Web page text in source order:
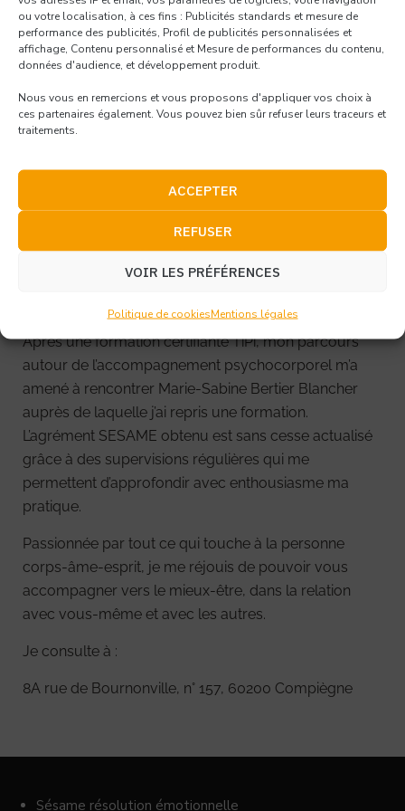
ou votre localisation, à ces fins : Publicités standards et mesure de
performance des publicités, Profil de publicités personnalisées et
affichage, Contenu personnalisé et Mesure de performances du contenu,
données d'audience, et développement produit.
Nous vous en remercions et vous proposons d'appliquer vos choix à
ces partenaires également. Vous pouvez bien sûr refuser leurs traceurs et
traitements.
ACCEPTER
REFUSER
VOIR LES PRÉFÉRENCES
Politique de cookiesMentions légales
06 84 23 34 46
cecile.lhotte@hotmail.fr
stressés, déprimés, bloqués, angoissés, paniqués,
dépossédés de vos moyens…, grâce à la méthode de
sensations physiques, deviennent vos meilleurs alliés
Enfants, jeunes, adultes, quelque soient vos difficultés
Et je vous initie à utiliser par et pour vous-même cette
Après une formation certifiante TiPi, mon parcours
autour de l’accompagnement psychocorporel m’a
amené à rencontrer Marie-Sabine Bertier Blancher
auprès de laquelle j’ai repris une formation.
L’agrément SESAME obtenu est sans cesse actualisé
grâce à des supervisions régulières qui me
permettent d’approfondir avec enthousiasme ma
pratique.
Passionnée par tout ce qui touche à la personne
corps-âme-esprit, je me réjouis de pouvoir vous
accompagner vers le mieux-être, dans la relation
avec vous-même et avec les autres.
Je consulte à :
8A rue de Bournonville, n° 157, 60200 Compiègne
Sésame résolution émotionnelle